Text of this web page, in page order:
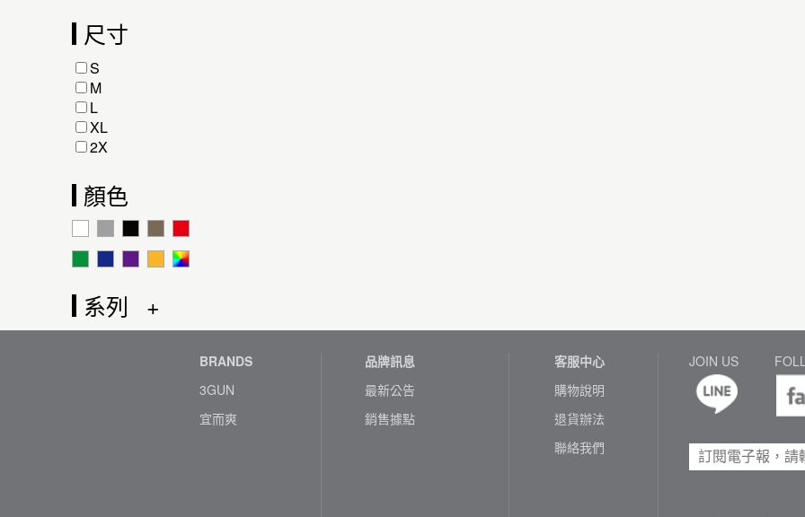
尺寸
S
M
L
XL
2X
顏色
系列
BRANDS
3GUN
宜而爽
品牌訊息
最新公告
銷售據點
客服中心
購物說明
退貨辦法
聯絡我們
JOIN US